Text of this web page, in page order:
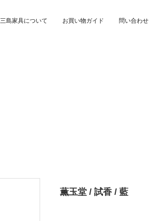
三島家具について お買い物ガイド 問い合わせ
薫玉堂 / 試香 / 藍